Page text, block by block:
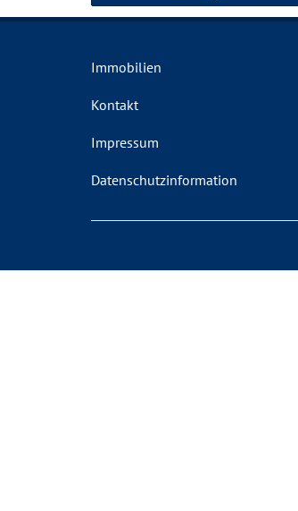
Immobilien
Kontakt
Impressum
Datenschutzinformation